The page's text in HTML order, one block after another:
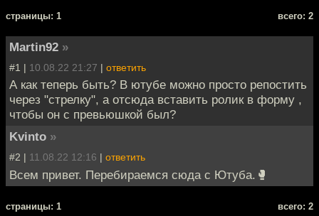
cтраницы: 1 всего: 2
Martin92 »
#1 | 10.08.22 21:27 | ответить
А как теперь быть? В ютубе можно просто репостить
через "стрелку", а отсюда вставить ролик в форму ,
чтобы он с превьюшкой был?
Kvinto »
#2 | 11.08.22 12:16 | ответить
Всем привет. Перебираемся сюда с Ютуба.🥊
cтраницы: 1 всего: 2